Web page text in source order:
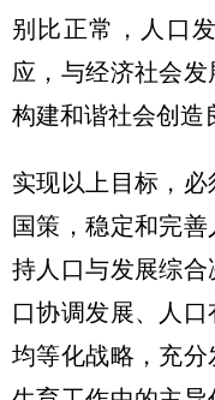
别比正常，人口
应，与经济社会
构建和谐社会创造
实现以上目标，
国策，稳定和完
持人口与发展综合
口协调发展、人
均等化战略，充分